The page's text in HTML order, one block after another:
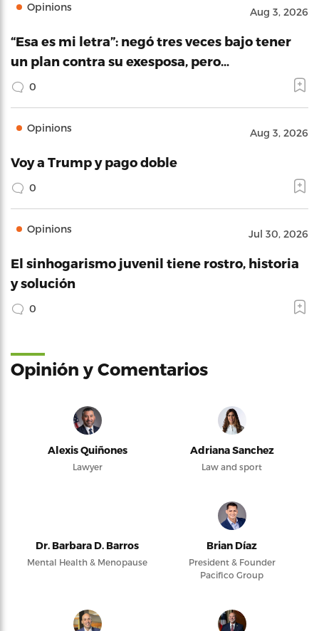
Opinions Aug 3, 2026
“Esa es mi letra”: negó tres veces bajo tener
un plan contra su exesposa, pero…
0
Opinions Aug 3, 2026
Voy a Trump y pago doble
0
Opinions Jul 30, 2026
El sinhogarismo juvenil tiene rostro, historia
y solución
0
Opinión y Comentarios
Alexis Quiñones
Lawyer
Adriana Sanchez
Law and sport
Dr. Barbara D. Barros
Mental Health & Menopause
Brian Díaz
President & Founder
Pacifico Group